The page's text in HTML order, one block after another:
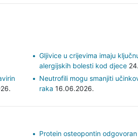
Gljivice u crijevima imaju
alergijskih bolesti kod djece
Neutrofili mogu smanjiti
raka 16.06.2026.
Protein osteopontin